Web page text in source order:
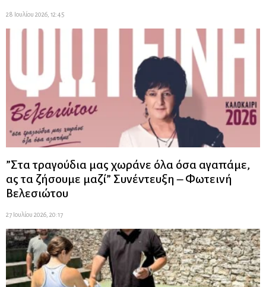
28 Ιουλίου 2026, 12:45
”Στα τραγούδια μας χωράνε όλα όσα αγαπάμε,
ας τα ζήσουμε μαζί” Συνέντευξη – Φωτεινή
Βελεσιώτου
27 Ιουλίου 2026, 20:17